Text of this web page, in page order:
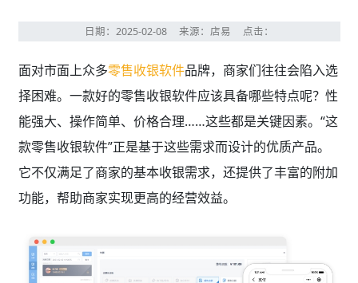
日期：2025-02-08 来源：店易 点击：
面对市面上众多零售收银软件品牌，商家们往往会陷入选
择困难。一款好的零售收银软件应该具备哪些特点呢？性
能强大、操作简单、价格合理……这些都是关键因素。“这
款零售收银软件”正是基于这些需求而设计的优质产品。
它不仅满足了商家的基本收银需求，还提供了丰富的附加
功能，帮助商家实现更高的经营效益。